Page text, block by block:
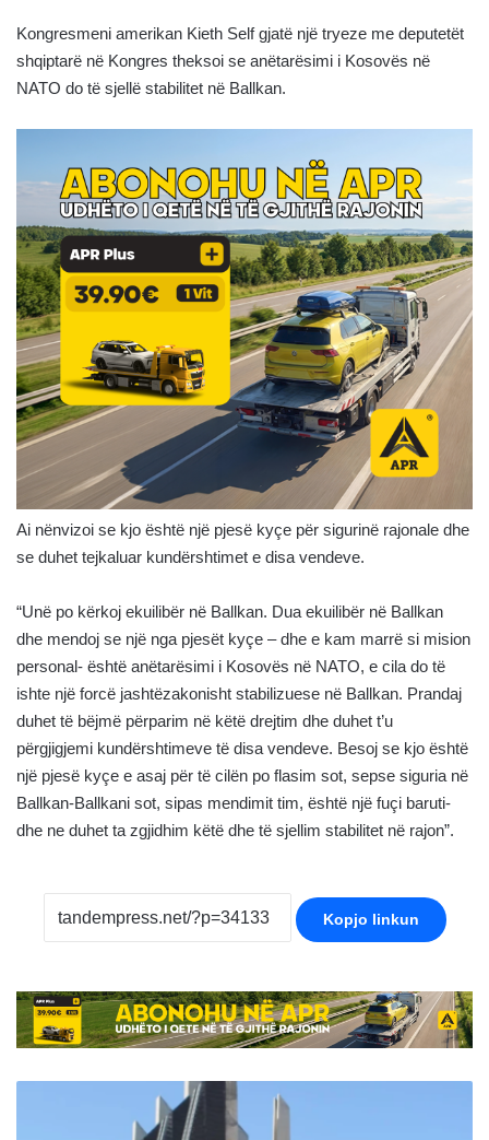
Kongresmeni amerikan Kieth Self gjatë një tryeze me deputetët
shqiptarë në Kongres theksoi se anëtarësimi i Kosovës në
NATO do të sjellë stabilitet në Ballkan.
Ai nënvizoi se kjo është një pjesë kyçe për sigurinë rajonale dhe
se duhet tejkaluar kundërshtimet e disa vendeve.
“Unë po kërkoj ekuilibër në Ballkan. Dua ekuilibër në Ballkan
dhe mendoj se një nga pjesët kyçe – dhe e kam marrë si mision
personal- është anëtarësimi i Kosovës në NATO, e cila do të
ishte një forcë jashtëzakonisht stabilizuese në Ballkan. Prandaj
duhet të bëjmë përparim në këtë drejtim dhe duhet t’u
përgjigjemi kundërshtimeve të disa vendeve. Besoj se kjo është
një pjesë kyçe e asaj për të cilën po flasim sot, sepse siguria në
Ballkan-Ballkani sot, sipas mendimit tim, është një fuçi baruti-
dhe ne duhet ta zgjidhim këtë dhe të sjellim stabilitet në rajon”.
Kopjo linkun